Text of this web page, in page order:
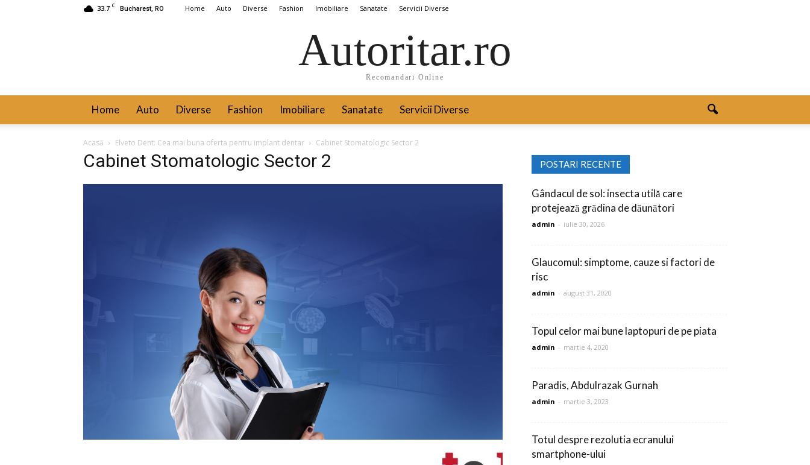
33.7 C Bucharest, RO Home Auto Diverse Fashion Imobiliare Sanatate Servicii Diverse
Autoritar.ro
Recomandari Online
Home Auto Diverse Fashion Imobiliare Sanatate Servicii Diverse
Acasă Elveto Dent: Cea mai buna oferta pentru implant dentar Cabinet Stomatologic Sector 2
Cabinet Stomatologic Sector 2 POSTARI RECENTE
Gândacul de sol: insecta utilă care
protejează grădina de dăunători
admin - iulie 30, 2026
Glaucomul: simptome, cauze si factori de
risc
admin - august 31, 2020
Topul celor mai bune laptopuri de pe piata
admin - martie 4, 2020
Paradis, Abdulrazak Gurnah
admin - martie 3, 2023
Totul despre rezolutia ecranului
smartphone-ului